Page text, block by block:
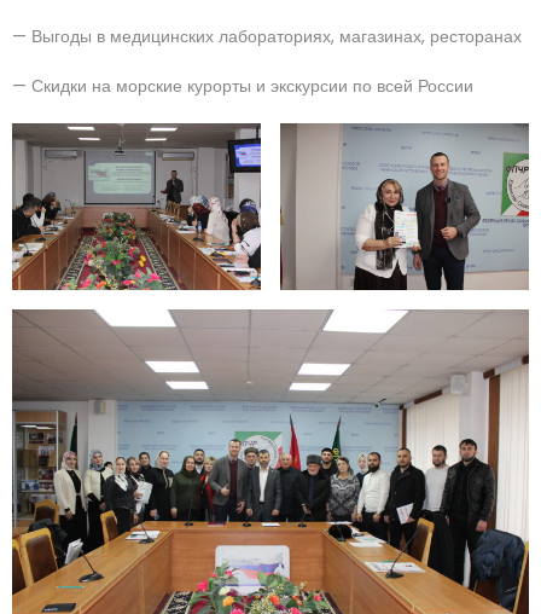
— Выгоды в медицинских лабораториях, магазинах, ресторанах
— Скидки на морские курорты и экскурсии по всей России